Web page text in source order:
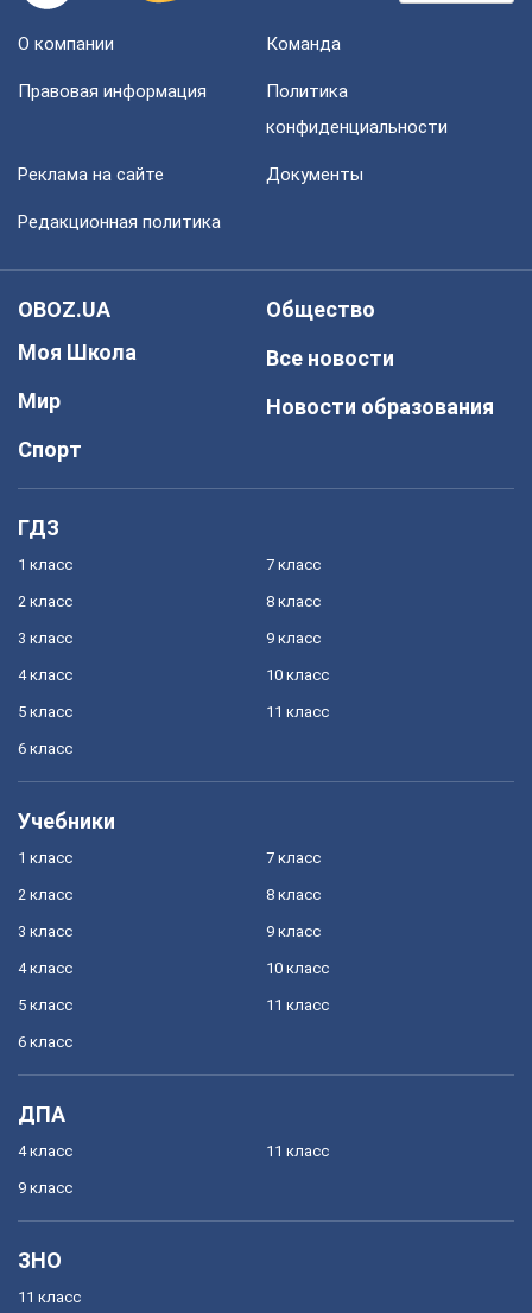
О компании Команда
Правовая информация
Политика
конфиденциальности
Реклама на сайте Документы
Редакционная политика
OBOZ.UA
Моя Школа
Мир
Спорт
Общество
Все новости
Новости образования
ГДЗ
1 класс
2 класс
3 класс
4 класс
5 класс
6 класс
7 класс
8 класс
9 класс
10 класс
11 класс
Учебники
1 класс
2 класс
3 класс
4 класс
5 класс
6 класс
7 класс
8 класс
9 класс
10 класс
11 класс
ДПА
4 класс
9 класс
11 класс
ЗНО
11 класс